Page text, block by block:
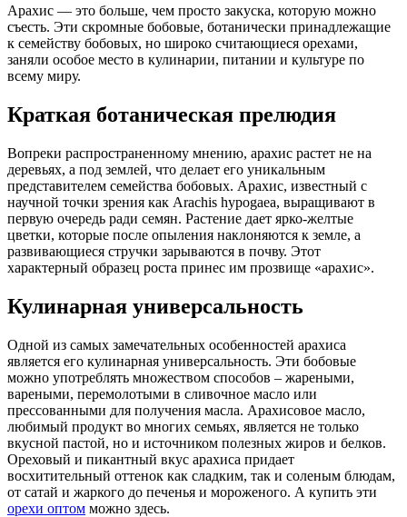
Арахис — это больше, чем просто закуска, которую можно
съесть. Эти скромные бобовые, ботанически принадлежащие
к семейству бобовых, но широко считающиеся орехами,
заняли особое место в кулинарии, питании и культуре по
всему миру.
Краткая ботаническая прелюдия
Вопреки распространенному мнению, арахис растет не на
деревьях, а под землей, что делает его уникальным
представителем семейства бобовых. Арахис, известный с
научной точки зрения как Arachis hypogaea, выращивают в
первую очередь ради семян. Растение дает ярко-желтые
цветки, которые после опыления наклоняются к земле, а
развивающиеся стручки зарываются в почву. Этот
характерный образец роста принес им прозвище «арахис».
Кулинарная универсальность
Одной из самых замечательных особенностей арахиса
является его кулинарная универсальность. Эти бобовые
можно употреблять множеством способов – жареными,
вареными, перемолотыми в сливочное масло или
прессованными для получения масла. Арахисовое масло,
любимый продукт во многих семьях, является не только
вкусной пастой, но и источником полезных жиров и белков.
Ореховый и пикантный вкус арахиса придает
восхитительный оттенок как сладким, так и соленым блюдам,
от сатай и жаркого до печенья и мороженого. А купить эти
орехи оптом можно здесь.